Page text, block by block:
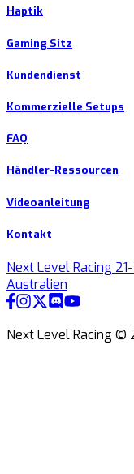
Haptik
Gaming Sitz
Kundendienst
Kommerzielle Setups
FAQ
Händler-Ressourcen
Videoanleitung
Kontakt
Next Level Racing
Australien
Next Level Racing ©